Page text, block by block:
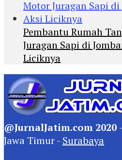
Pembantu Rumah
Juragan Sapi di
Liciknya
@JurnalJatim.com 2020
Jawa Timur - Surabaya